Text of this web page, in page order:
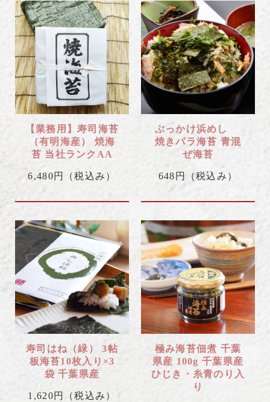
【業務用】寿司海苔
（有明海産） 焼海
苔 当社ランクAA
6,480円 （税込み）
ぶっかけ浜めし
焼きバラ海苔 青混
ぜ海苔
648円 （税込み）
寿司はね（緑） 3帖
板海苔10枚入り×3
袋 千葉県産
1,620円 （税込み）
極み海苔佃煮 千葉
県産 100g 千葉県産
ひじき・糸青のり入
り